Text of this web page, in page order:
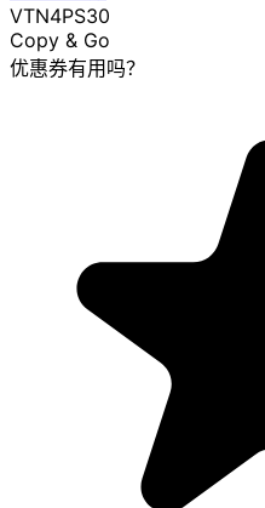
VTN4PS30
Copy & Go
优惠券有用吗？